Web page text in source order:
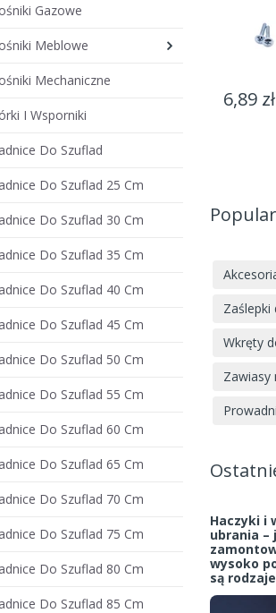
6,89 zł
Zaślepki
Wkręty
Zawiasy
Haczyki i
ubrania –
wysoko
są
Gazowe
Meblowe
Mechaniczne
I Wsporniki
Do Szuflad
Do Szuflad 25 Cm
Do Szuflad 30 Cm
Do Szuflad 35 Cm
Do Szuflad 40 Cm
Do Szuflad 45 Cm
Do Szuflad 50 Cm
Do Szuflad 55 Cm
Do Szuflad 60 Cm
Do Szuflad 65 Cm
Do Szuflad 70 Cm
Do Szuflad 75 Cm
Do Szuflad 80 Cm
Do Szuflad 85 Cm